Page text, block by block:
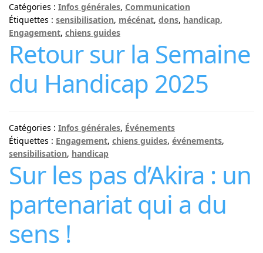
Catégories : Infos générales, Communication
Étiquettes : sensibilisation, mécénat, dons, handicap,
Engagement, chiens guides
Retour sur la Semaine
du Handicap 2025
Catégories : Infos générales, Événements
Étiquettes : Engagement, chiens guides, événements,
sensibilisation, handicap
Sur les pas d’Akira : un
partenariat qui a du
sens !